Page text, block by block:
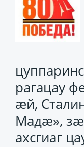
рагацау
æй,
Мадæ»,
ахсгиаг